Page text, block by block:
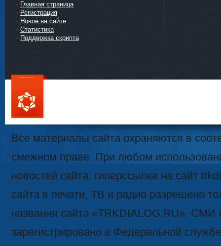
Главная страница
Регистрация
Новое на сайте
Статистика
Поддержка скрипта
111
Все материалы сайта охраняются в
смежном праве. При любом
новостей сайта, гиперссылка на сайт
сайта в печати, ТВ и радио разрешено
названия сайта «TRKDIALOG.RU». СМИ
зарегистрировано в Федеральной